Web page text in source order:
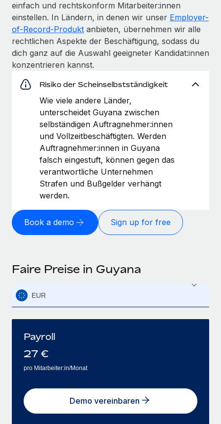
einfach und rechtskonform Mitarbeiter:innen
einstellen. In Ländern, in denen wir unser Employer-
of-Record-Produkt anbieten, übernehmen wir alle
rechtlichen Aspekte der Beschäftigung, sodass du
dich ganz auf die Auswahl geeigneter Kandidat:innen
konzentrieren kannst.
Risiko der Scheinselbstständigkeit
Wie viele andere Länder,
unterscheidet Guyana zwischen
selbständigen Auftragnehmer:innen
und Vollzeitbeschäftigten. Werden
Auftragnehmer:innen in Guyana
falsch eingestuft, können gegen das
verantwortliche Unternehmen
Strafen und Bußgelder verhängt
werden.
Book a demo Sign up for free
Faire Preise in Guyana
EUR
Payroll
27 €
pro Mitarbeiter:in/Monat
Demo vereinbaren